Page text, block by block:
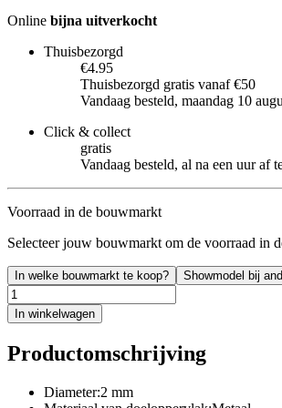
Online bijna uitverkocht
Thuisbezorgd
€4.95
Thuisbezorgd gratis vanaf €50
Vandaag besteld, maandag 10
Click & collect
gratis
Vandaag besteld, al na een uur af
Voorraad in de bouwmarkt
Selecteer jouw bouwmarkt om de voorraad in
In welke bouwmarkt te koop? Showmodel bij
In winkelwagen
Productomschrijving
Diameter:2 mm